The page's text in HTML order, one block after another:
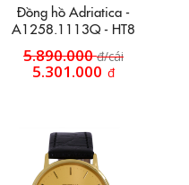
Đồng hồ Adriatica -
A1258.1113Q - HT8
5.890.000đ/cái
5.301.000 đ